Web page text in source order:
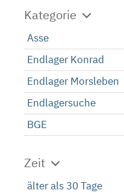
Kategorie
Asse
Endlager Konrad
Endlager Morsleben
Endlagersuche
BGE
Zeit
älter als 30 Tage